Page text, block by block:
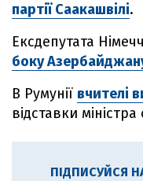
партії Саакашвілі.
Ексдепутата
боку
В Румунії вчителі
відставки міністра
ПІДПИСУЙСЯ